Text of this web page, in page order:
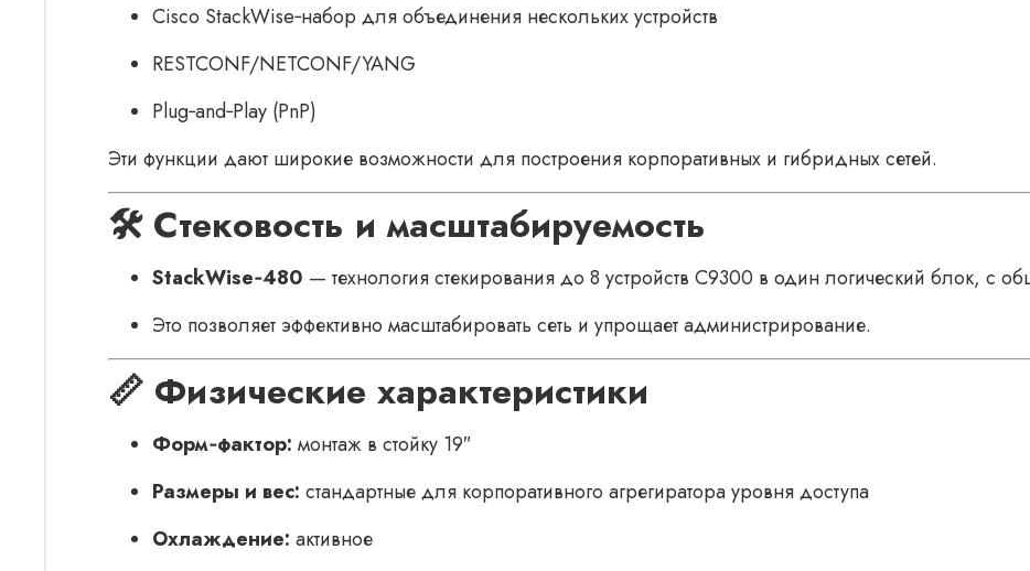
Cisco StackWise‑набор для объединения нескольких устройств
RESTCONF/NETCONF/YANG
Plug‑and‑Play (PnP)
Эти функции дают широкие возможности для построения корпоративных и гибридных сетей.
🛠 Стековоcть и масштабируемость
StackWise‑480 — технология стекирования до 8 устройств C9300 в один логический блок, с
Это позволяет эффективно масштабировать сеть и упрощает администрирование.
📏 Физические характеристики
Форм‑фактор: монтаж в стойку 19″
Размеры и вес: стандартные для корпоративного агрегиратора уровня доступа
Охлаждение: активное